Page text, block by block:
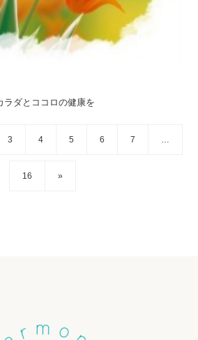
ダとココロの健康を
3 4 5 6 7 …
16 »